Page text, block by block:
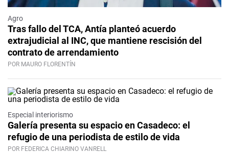
Agro
Tras fallo del TCA, Antía planteó acuerdo
extrajudicial al INC, que mantiene rescisión del
contrato de arrendamiento
POR MAURO FLORENTÍN
Especial interiorismo
Galería presenta su espacio en Casadeco: el
refugio de una periodista de estilo de vida
POR FEDERICA CHIARINO VANRELL